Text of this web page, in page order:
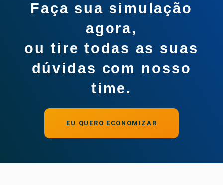
Faça sua simulação
agora,
ou tire todas as suas
dúvidas com nosso
time.
EU QUERO ECONOMIZAR